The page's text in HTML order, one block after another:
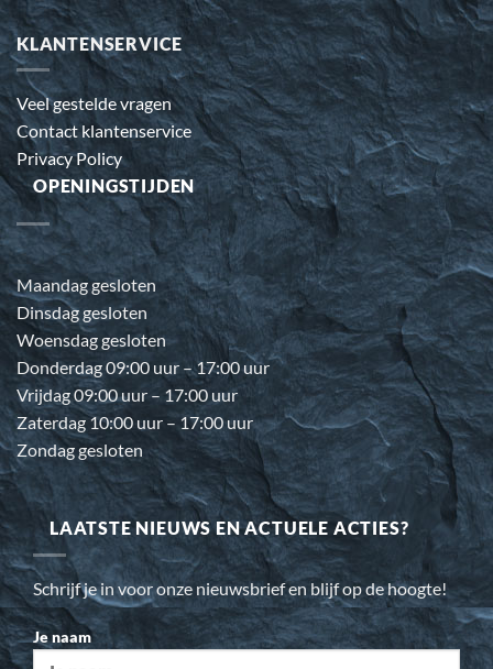
KLANTENSERVICE
Veel gestelde vragen
Contact klantenservice
Privacy Policy
OPENINGSTIJDEN
Maandag gesloten
Dinsdag gesloten
Woensdag gesloten
Donderdag 09:00 uur – 17:00 uur
Vrijdag 09:00 uur – 17:00 uur
Zaterdag 10:00 uur – 17:00 uur
Zondag gesloten
LAATSTE NIEUWS EN ACTUELE ACTIES?
Schrijf je in voor onze nieuwsbrief en blijf op de hoogte!
Je naam